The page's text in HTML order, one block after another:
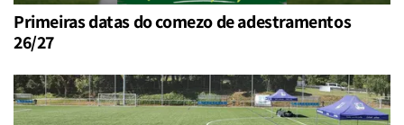
Primeiras datas do comezo de adestramentos
26/27